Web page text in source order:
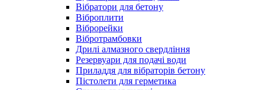
Вібратори для бетону
Віброплити
Віброрейки
Вібротрамбовки
Дрилі алмазного свердління
Резервуари для подачі води
Приладдя для вібраторів бетону
Пістолети для герметика